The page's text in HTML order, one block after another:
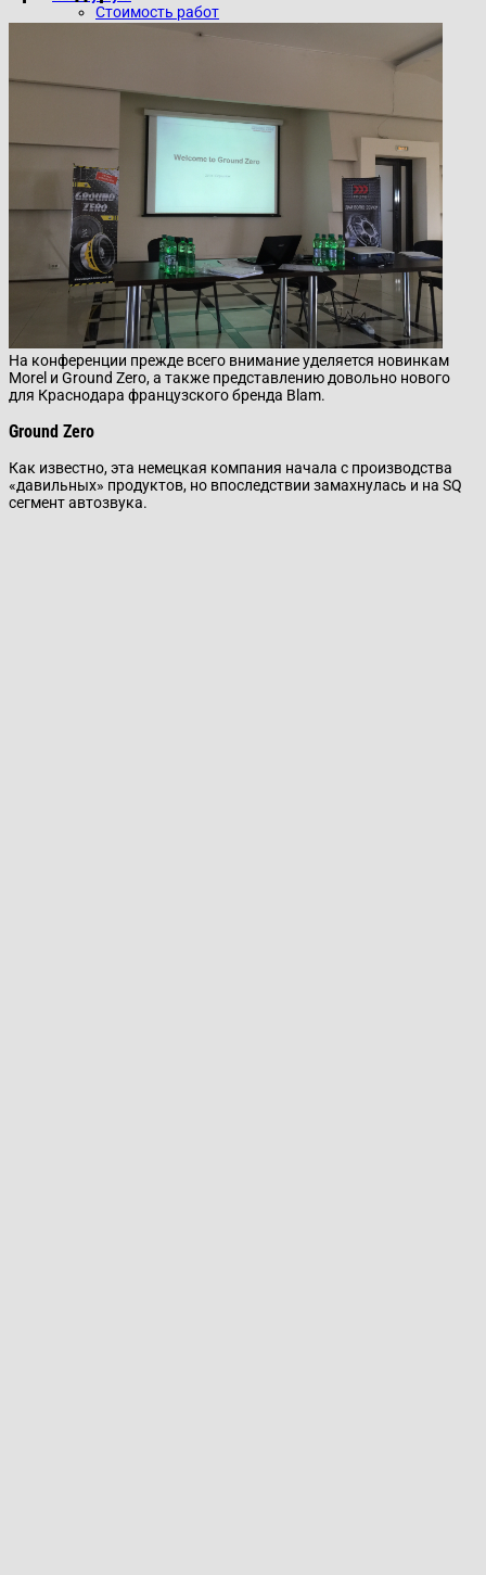
Стоимость работ
Контакты
На конференции прежде всего внимание уделяется новинкам
Morel и Ground Zero, а также представлению довольно нового
для Краснодара французского бренда Blam.
Ground Zero
Как известно, эта немецкая компания начала с производства
«давильных» продуктов, но впоследствии замахнулась и на SQ
сегмент автозвука.